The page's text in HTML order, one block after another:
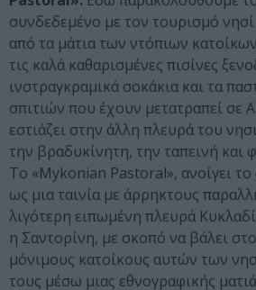
συνδεδεμένο με τον τουρισμό
από τα μάτια των ντόπιων
τις καλά καθαρισμένες πισίνες
ινστραγκραμικά σοκάκια και τα
σπιτιών που έχουν μετατραπεί σε
εστιάζει στην άλλη πλευρά του
την βραδυκίνητη, την ταπεινή και
To «Mykonian Pastoral», ανοίγει
ως μια ταινία με άρρηκτους
λιγότερη ειπωμένη πλευρά
η Σαντορίνη, με σκοπό να βάλει
μόνιμους κατοίκους αυτών των
τους μέσω μιας εθνογραφικής